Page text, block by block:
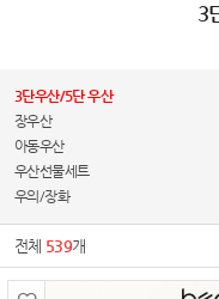
3
3단우산/5단 우산
장우산
아동우산
우산선물세트
우의/장화
전체 539개